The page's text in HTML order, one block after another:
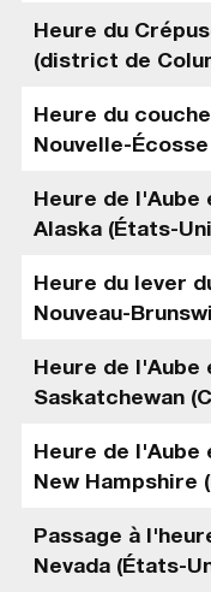
Heure du
(district de
Heure du
Nouvelle-Écosse
Heure de
Alaska (États-
Heure du lever
Nouveau-
Heure de l'Aube
Saskatchewan
Heure de l'Aube
New Hampshire
Passage à
Nevada (États-